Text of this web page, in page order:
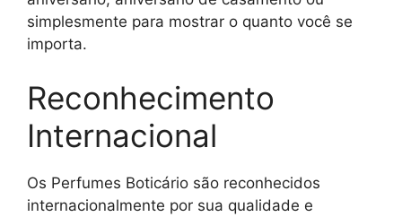
simplesmente para mostrar o quanto você se
importa.
Reconhecimento
Internacional
Os Perfumes Boticário são reconhecidos
internacionalmente por sua qualidade e